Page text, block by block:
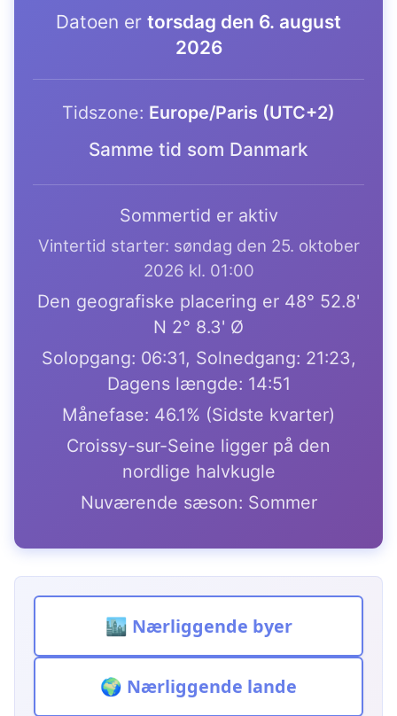
Datoen er torsdag den 6. august
2026
Tidszone: Europe/Paris (UTC+2)
Samme tid som Danmark
Sommertid er aktiv
Vintertid starter: søndag den 25. oktober
2026 kl. 01:00
Den geografiske placering er 48° 52.8'
N 2° 8.3' Ø
Solopgang: 06:31, Solnedgang: 21:23,
Dagens længde: 14:51
Månefase: 46.1% (Sidste kvarter)
Croissy-sur-Seine ligger på den
nordlige halvkugle
Nuværende sæson: Sommer
🏙️ Nærliggende byer
🌍 Nærliggende lande